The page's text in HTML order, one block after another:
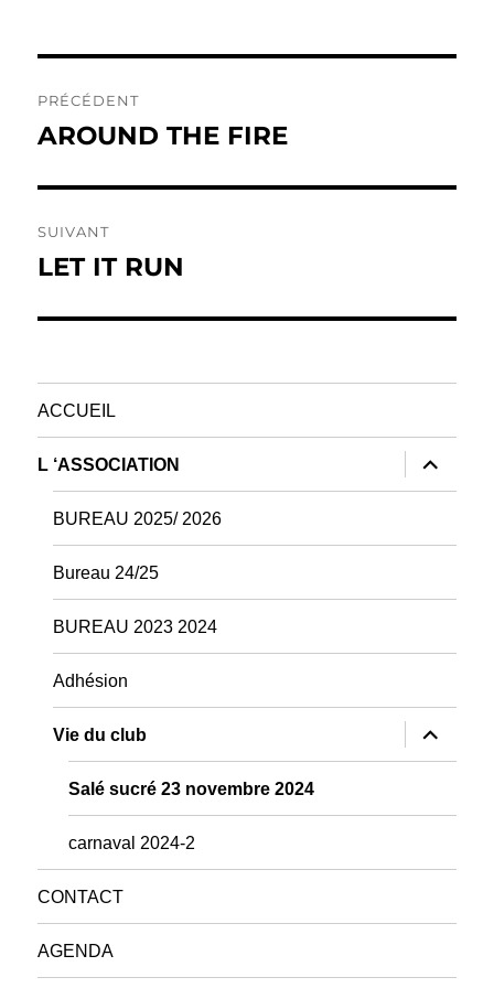
de
PRÉCÉDENT
Publication
AROUND THE FIRE
SUIVANT
Publication
LET IT RUN
ACCUEIL
L ‘ASSOCIATION
ouvrir
le
sous-
BUREAU 2025/ 2026
Bureau 24/25
BUREAU 2023 2024
Adhésion
Vie du club
ouvrir
le
sous-
Salé sucré 23 novembre 2024
carnaval 2024-2
CONTACT
AGENDA